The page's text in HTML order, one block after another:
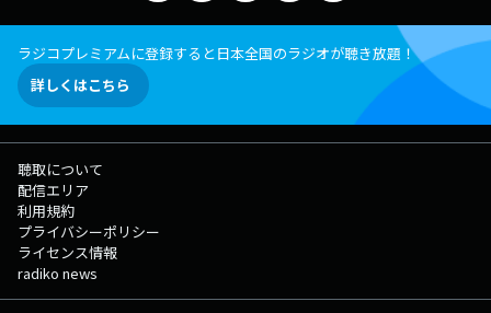
ラジコプレミアムに登録すると日本全国のラジオが聴き放題！
詳しくはこちら
聴取について
配信エリア
利用規約
プライバシーポリシー
ライセンス情報
radiko news